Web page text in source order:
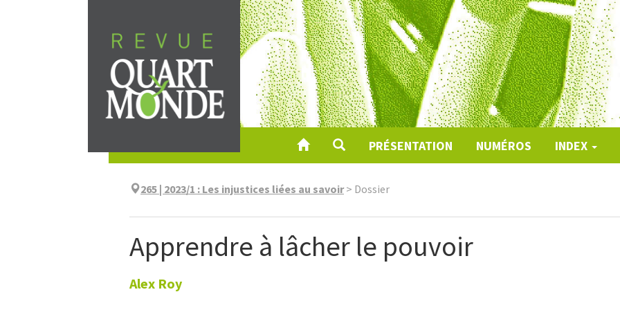
au
contenu
PRÉSENTATION NUMÉROS INDEX
265 | 2023/1 : Les injustices liées au savoir> Dossier
Apprendre à lâcher le pouvoir
Alex Roy